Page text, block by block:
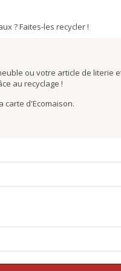
? Faites-les recycler !
ou votre article de literie
au recyclage !
carte d'Ecomaison.